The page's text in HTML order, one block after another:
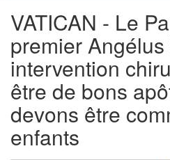
VATICAN - Le
premier
intervention
être de bons
devons être
enfants